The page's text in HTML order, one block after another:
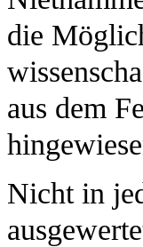
die
aus dem
Nicht in